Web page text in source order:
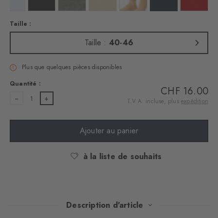
Taille :
Taille : 40-46
Plus que quelques pièces disponibles
Quantité :
1 CHF 16.00
T.V.A. incluse, plus expédition
Ajouter au panier
à la liste de souhaits
Description d'article